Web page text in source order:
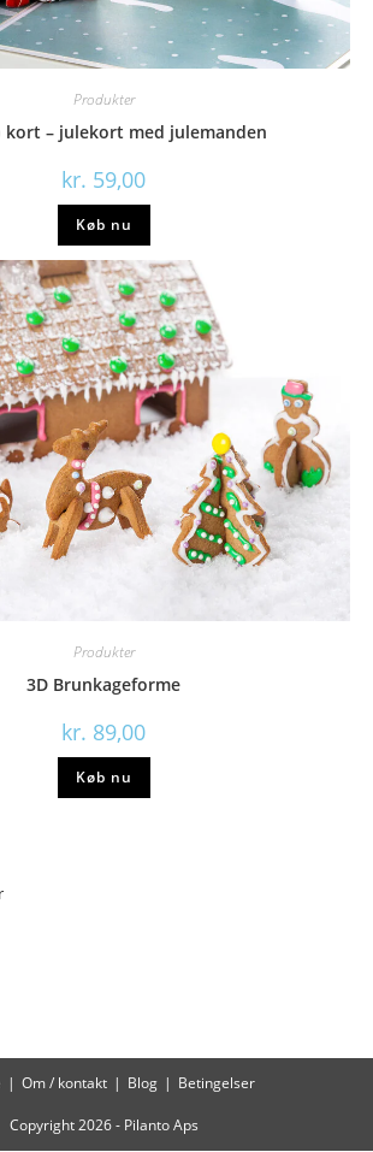
Produkter
kort – julekort med julemanden
kr. 59,00
Køb nu
Produkter
3D Brunkageforme
kr. 89,00
Køb nu
Om / kontakt Blog Betingelser
Copyright 2026 - Pilanto Aps